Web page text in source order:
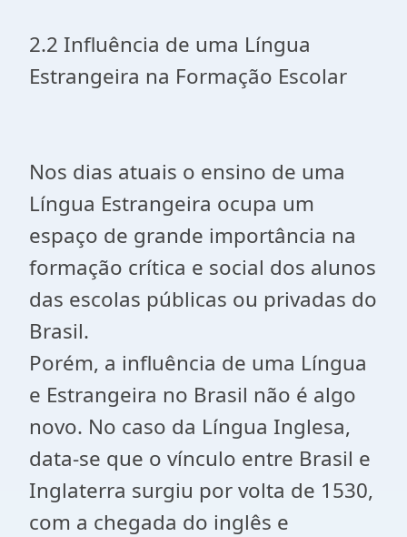
2.2 Influência de uma Língua
Estrangeira na Formação Escolar
Nos dias atuais o ensino de uma
Língua Estrangeira ocupa um
espaço de grande importância na
formação crítica e social dos alunos
das escolas públicas ou privadas do
Brasil.
Porém, a influência de uma Língua
e Estrangeira no Brasil não é algo
novo. No caso da Língua Inglesa,
data-se que o vínculo entre Brasil e
Inglaterra surgiu por volta de 1530,
com a chegada do inglês e